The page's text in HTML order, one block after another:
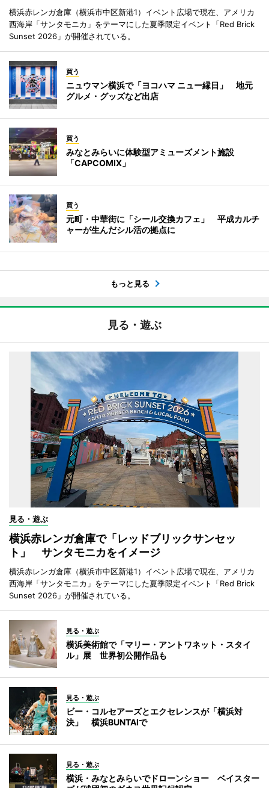
横浜赤レンガ倉庫（横浜市中区新港1）イベント広場で現在、アメリカ
西海岸「サンタモニカ」をテーマにした夏季限定イベント「Red Brick
Sunset 2026」が開催されている。
買う
ニュウマン横浜で「ヨコハマ ニュー縁日」 地元
グルメ・グッズなど出店
買う
みなとみらいに体験型アミューズメント施設
「CAPCOMIX」
買う
元町・中華街に「シール交換カフェ」 平成カルチ
ャーが生んだシル活の拠点に
もっと見る
見る・遊ぶ
見る・遊ぶ
横浜赤レンガ倉庫で「レッドブリックサンセッ
ト」 サンタモニカをイメージ
横浜赤レンガ倉庫（横浜市中区新港1）イベント広場で現在、アメリカ
西海岸「サンタモニカ」をテーマにした夏季限定イベント「Red Brick
Sunset 2026」が開催されている。
見る・遊ぶ
横浜美術館で「マリー・アントワネット・スタイ
ル」展 世界初公開作品も
見る・遊ぶ
ビー・コルセアーズとエクセレンスが「横浜対
決」 横浜BUNTAIで
見る・遊ぶ
横浜・みなとみらいでドローンショー ベイスター